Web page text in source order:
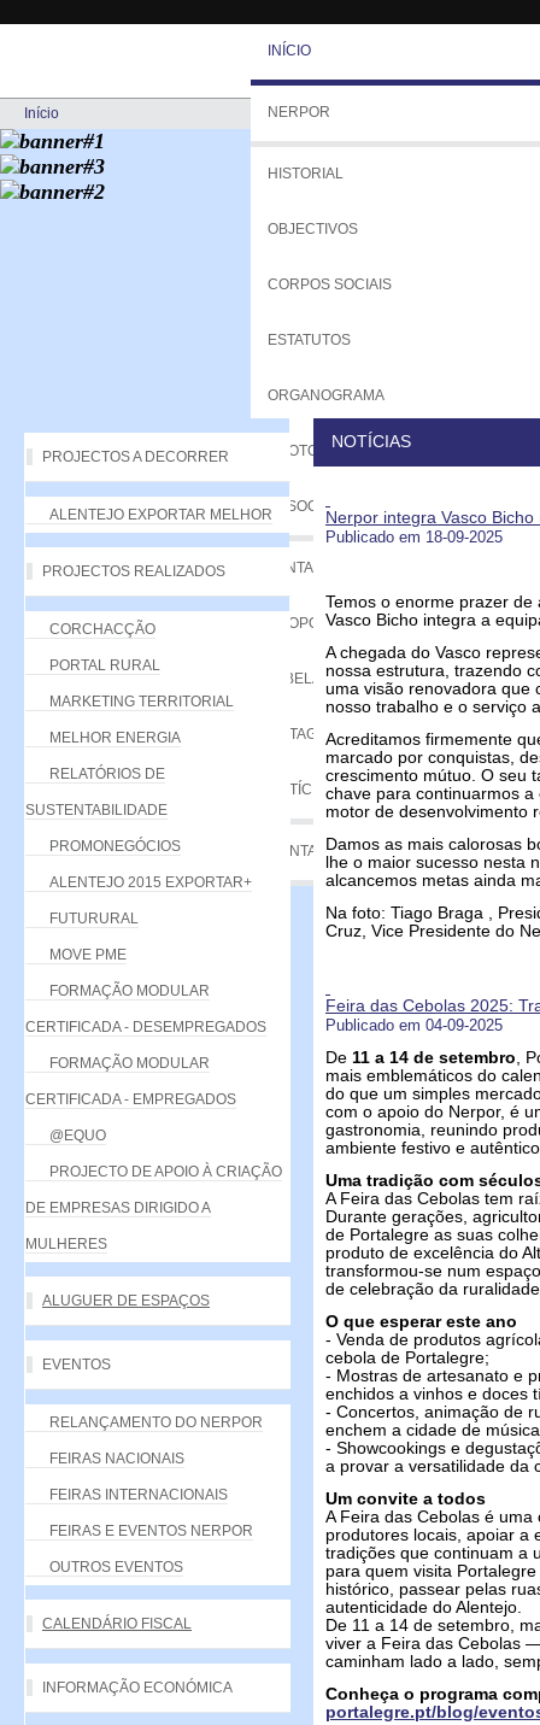
INÍCIO
NERPOR
HISTORIAL
OBJECTIVOS
CORPOS SOCIAIS
ESTATUTOS
ORGANOGRAMA
PROTOCOLOS
ASSOCIADOS
VANTAGENS
PROPOSTA
TABELA DE QUOTAS
LISTAGEM
NOTÍCIAS
CONTACTE-NOS
Início
PROJECTOS A DECORRER
ALENTEJO EXPORTAR MELHOR
PROJECTOS REALIZADOS
CORCHACÇÃO
PORTAL RURAL
MARKETING TERRITORIAL
MELHOR ENERGIA
RELATÓRIOS DE
SUSTENTABILIDADE
PROMONEGÓCIOS
ALENTEJO 2015 EXPORTAR+
FUTURURAL
MOVE PME
FORMAÇÃO MODULAR
CERTIFICADA - DESEMPREGADOS
FORMAÇÃO MODULAR
CERTIFICADA - EMPREGADOS
@EQUO
PROJECTO DE APOIO À CRIAÇÃO
DE EMPRESAS DIRIGIDO A
MULHERES
ALUGUER DE ESPAÇOS
EVENTOS
RELANÇAMENTO DO NERPOR
FEIRAS NACIONAIS
FEIRAS INTERNACIONAIS
FEIRAS E EVENTOS NERPOR
OUTROS EVENTOS
CALENDÁRIO FISCAL
INFORMAÇÃO ECONÓMICA
NOTÍCIAS
Nerpor integra Vasco
Publicado em 18-09-2025
Temos o enorme prazer
Vasco Bicho integra a
A chegada do Vasco
nossa estrutura, trazendo
uma visão renovadora que
nosso trabalho e o serviço
Acreditamos firmemente
marcado por conquistas,
crescimento mútuo. O seu
chave para continuarmos
motor de desenvolvimento
Damos as mais calorosas
lhe o maior sucesso nesta
alcancemos metas ainda
Na foto: Tiago Braga ,
Cruz, Vice Presidente do
Feira das Cebolas 2025:
Publicado em 04-09-2025
De 11 a 14 de setembro,
mais emblemáticos do
do que um simples
com o apoio do Nerpor, é
gastronomia, reunindo
ambiente festivo e
Uma tradição com
A Feira das Cebolas tem
Durante gerações,
de Portalegre as suas
produto de excelência do
transformou-se num
de celebração da
O que esperar este ano
- Venda de produtos
cebola de Portalegre;
- Mostras de artesanato e
enchidos a vinhos e doces
- Concertos, animação de
enchem a cidade de
- Showcookings e
a provar a versatilidade da
Um convite a todos
A Feira das Cebolas é
produtores locais, apoiar a
tradições que continuam a
para quem visita
histórico, passear pelas
autenticidade do Alentejo.
De 11 a 14 de setembro,
viver a Feira das Cebolas
caminham lado a lado,
Conheça o programa
portalegre.pt/blog/